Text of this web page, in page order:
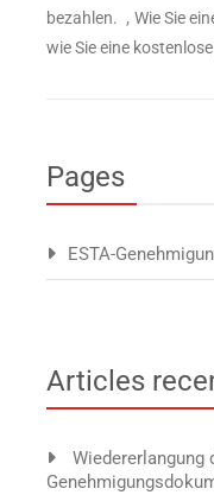
bezahlen. , Wie Sie
wie Sie eine
Pages
ESTA-
Articles
Wiedererlangung